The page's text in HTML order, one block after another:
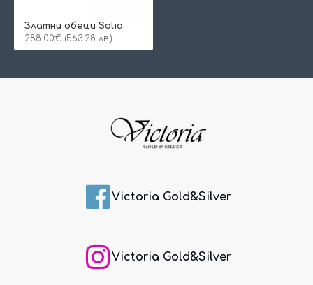
Златни обеци Solia
288.00€ (563.28 лв.)
Victoria Gold&Silver
Victoria Gold&Silver